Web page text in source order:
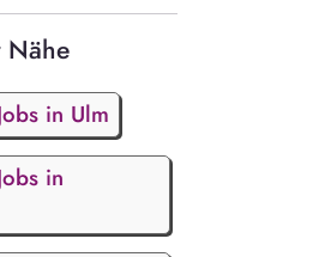
Nähe
in Ulm
in